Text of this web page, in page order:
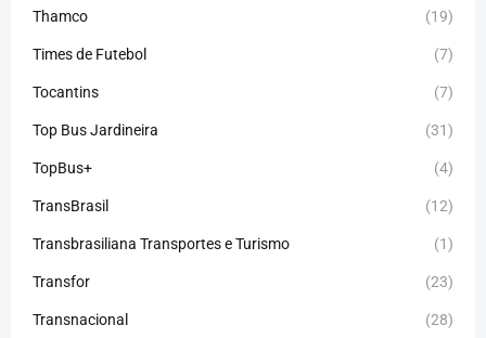
Thamco (19)
Times de Futebol (7)
Tocantins (7)
Top Bus Jardineira (31)
TopBus+ (4)
TransBrasil (12)
Transbrasiliana Transportes e Turismo (1)
Transfor (23)
Transnacional (28)